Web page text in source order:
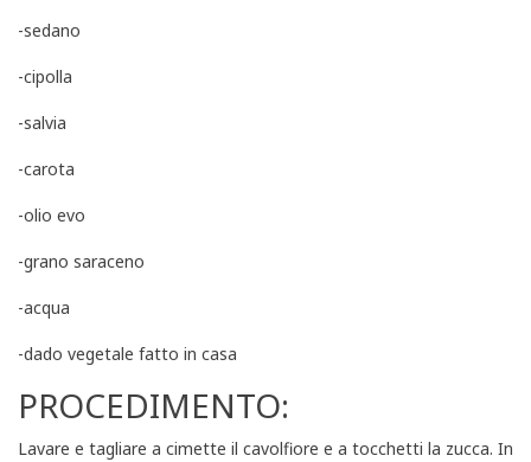
-sedano
-cipolla
-salvia
-carota
-olio evo
-grano saraceno
-acqua
-dado vegetale fatto in casa
PROCEDIMENTO:
Lavare e tagliare a cimette il cavolfiore e a tocchetti la zucca. In